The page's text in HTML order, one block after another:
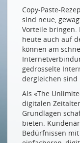
SICHERHEIT IN
Guy Parmelin:
David Francis:
department!
WER SETZT DEN
Philipp Metzger:
abseits stehen
Was macht die
Zwei
Copy-Paste-
sind neue,
Vorteile bringen.
heute auch auf
können am
gedrosselte
dergleichen sind
Als «The
digitalen
Grundlagen
bieten.
Bedürfnissen